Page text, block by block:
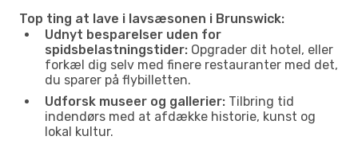
Top ting at lave i lavsæsonen i Brunswick:
Udnyt besparelser uden for
spidsbelastningstider: Opgrader dit hotel, eller
forkæl dig selv med finere restauranter med det,
du sparer på flybilletten.
Udforsk museer og gallerier: Tilbring tid
indendørs med at afdække historie, kunst og
lokal kultur.